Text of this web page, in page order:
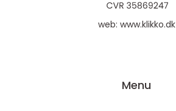
web: www.klikko.dk
Menu